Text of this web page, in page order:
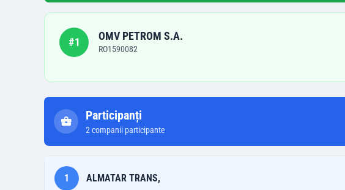
#1 OMV PETROM S.A.
RO1590082
Participanți
2 companii participante
1 ALMATAR TRANS,